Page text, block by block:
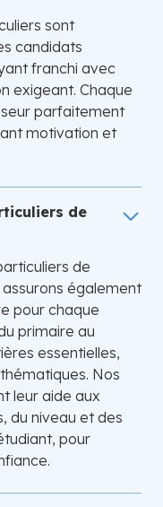
sont
candidats
franchi avec
exigeant. Chaque
parfaitement
motivation et
de
de
également
pour chaque
primaire au
essentielles,
Nos
leur aide aux
du niveau et des
pour